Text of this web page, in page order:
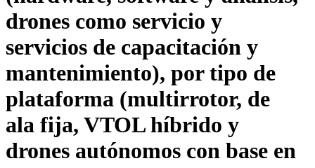
drones como servicio y
servicios de capacitación y
mantenimiento), por tipo de
plataforma (multirrotor, de
ala fija, VTOL híbrido y
drones autónomos con base en